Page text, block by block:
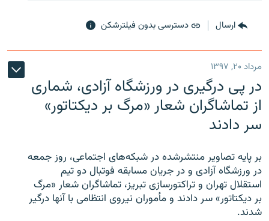
ارسال دسترسی بدون فیلترشکن
مرداد ۲۰, ۱۳۹۷
در پی درگیری در ورزشگاه آزادی، شماری
از تماشاگران شعار «مرگ بر دیکتاتور»
سر دادند
بر پایه تصاویر منتشرشده در شبکه‌های اجتماعی، روز جمعه
در ورزشگاه آزادی و در جریان مسابقه فوتبال دو تیم
استقلال تهران و تراکتورسازی تبریز، تماشاگران شعار «مرگ
بر دیکتاتور» سر دادند و مأموران نیروی انتظامی با آنها درگیر
شدند.